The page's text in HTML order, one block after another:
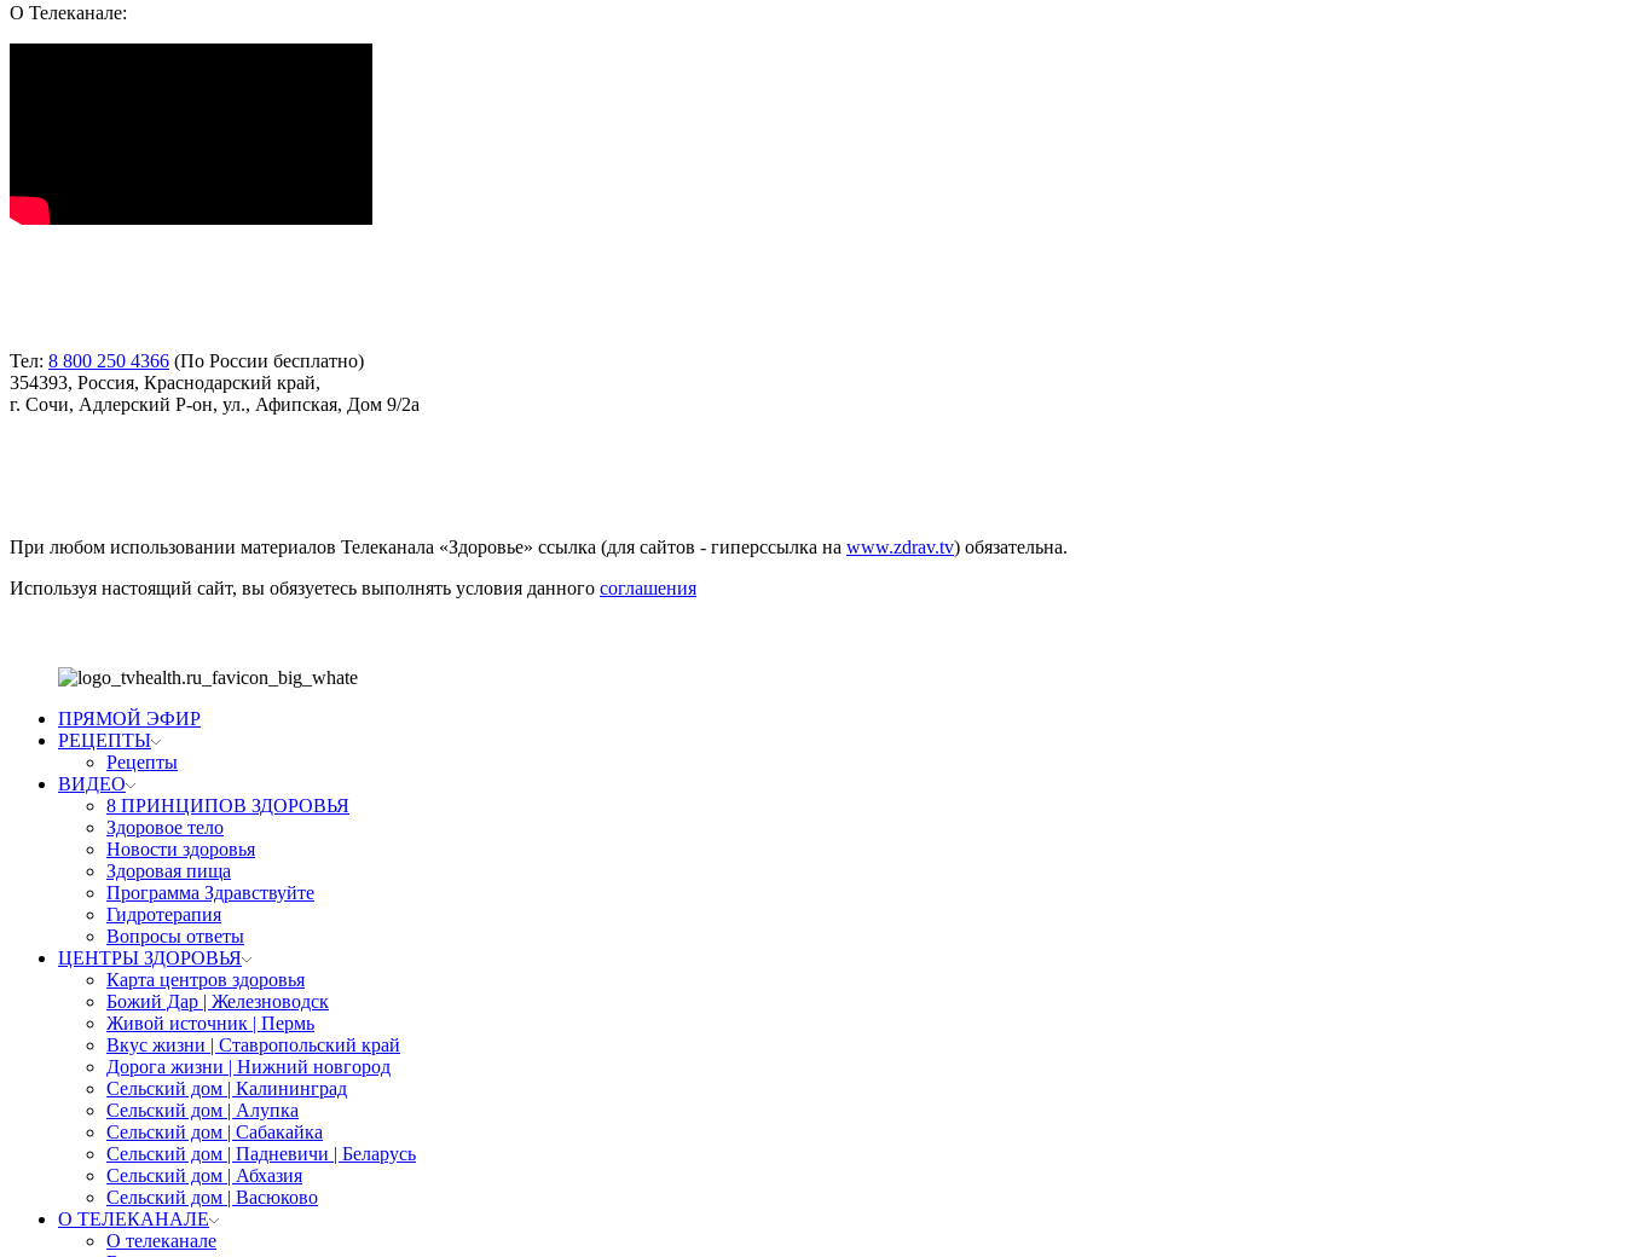
О Телеканале:
Тел: 8 800 250 4366 (По России бесплатно)
354393, Россия, Краснодарский край,
г. Сочи, Адлерский Р-он, ул., Афипская, Дом 9/2а
При любом использовании материалов Телеканала «Здоровье» ссылка (для сайтов - гиперссылка на www.zdrav.tv) обязательна.
Используя настоящий сайт, вы обязуетесь выполнять условия данного соглашения
ПРЯМОЙ ЭФИР
РЕЦЕПТЫ
Рецепты
ВИДЕО
8 ПРИНЦИПОВ ЗДОРОВЬЯ
Здоровое тело
Новости здоровья
Здоровая пища
Программа Здравствуйте
Гидротерапия
Вопросы ответы
ЦЕНТРЫ ЗДОРОВЬЯ
Карта центров здоровья
Божий Дар | Железноводск
Живой источник | Пермь
Вкус жизни | Ставропольский край
Дорога жизни | Нижний новгород
Сельский дом | Калининград
Сельский дом | Алупка
Сельский дом | Сабакайка
Сельский дом | Падневичи | Беларусь
Сельский дом | Абхазия
Сельский дом | Васюково
О ТЕЛЕКАНАЛЕ
О телеканале